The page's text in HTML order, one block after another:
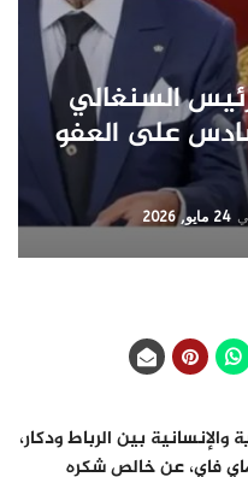
السنغالي
على العفو
24 مايو, 2026
بين الرباط ودكار،
فاي، عن خالص شكره